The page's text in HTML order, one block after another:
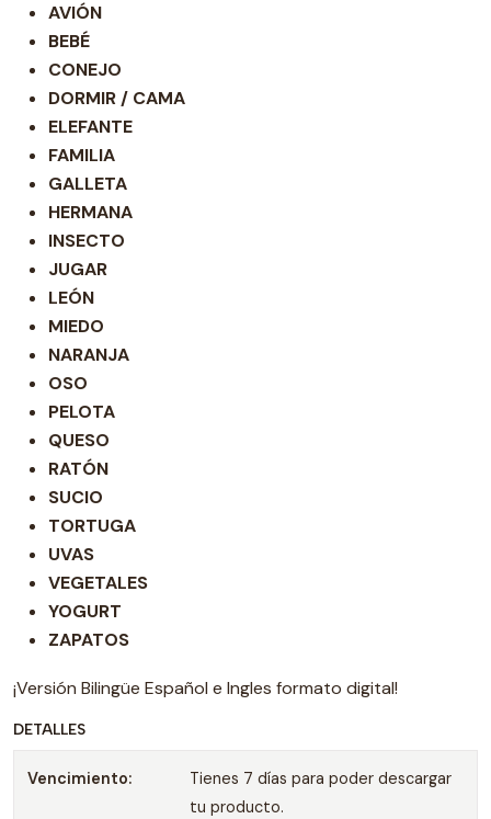
AVIÓN
BEBÉ
CONEJO
DORMIR / CAMA
ELEFANTE
FAMILIA
GALLETA
HERMANA
INSECTO
JUGAR
LEÓN
MIEDO
NARANJA
OSO
PELOTA
QUESO
RATÓN
SUCIO
TORTUGA
UVAS
VEGETALES
YOGURT
ZAPATOS
¡Versión Bilingüe Español e Ingles formato digital!
DETALLES
Vencimiento:
Tienes 7 días para poder descargar
tu producto.